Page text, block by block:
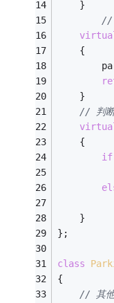
	}
//
	{
	}
// 判断
	{
if
	}
};
class
{
// 其他